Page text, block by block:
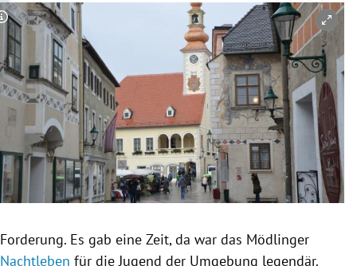
Untermenü
Untermenü
Untermenü
Untermenü
Untermenü
Copyright-Hinweis öffnen/schließen
Forderung. Es gab eine Zeit, da war das Mödlinger
Nachtleben für die Jugend der Umgebung legendär.